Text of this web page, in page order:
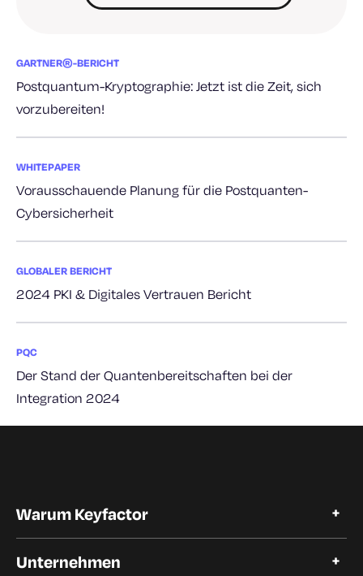
GARTNER®-BERICHT
Postquantum-Kryptographie: Jetzt ist die Zeit, sich
vorzubereiten!
WHITEPAPER
Vorausschauende Planung für die Postquanten-
Cybersicherheit
GLOBALER BERICHT
2024 PKI & Digitales Vertrauen Bericht
PQC
Der Stand der Quantenbereitschaften bei der
Integration 2024
Warum Keyfactor
Kundengeschichten
Unternehmen